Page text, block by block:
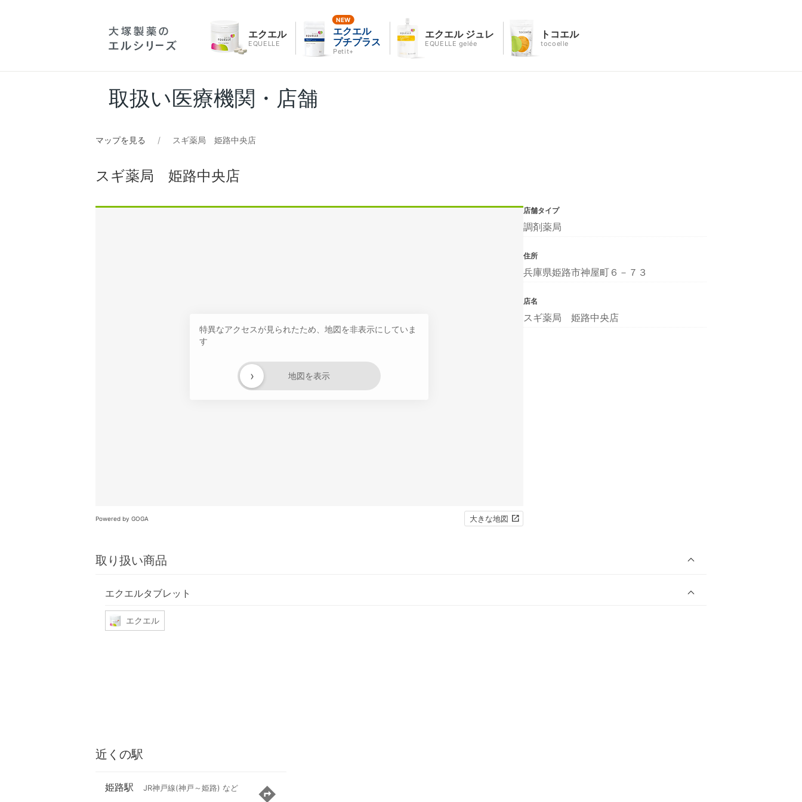
エクエル
EQUELLE
エクエル
プチプラス
Petit+
エクエル ジュレ
EQUELLE gelée
トコエル
tocoelle
取扱い医療機関・店舗
マップを見る スギ薬局 姫路中央店
スギ薬局 姫路中央店
特異なアクセスが見られたため、地図を非表示にしていま
す
地図を表示
›
Powered by GOGA 大きな地図
取り扱い商品
エクエルタブレット
エクエル
店舗タイプ
調剤薬局
住所
兵庫県姫路市神屋町６－７３
店名
スギ薬局 姫路中央店
近くの駅
姫路駅 JR神戸線(神戸～姫路) など